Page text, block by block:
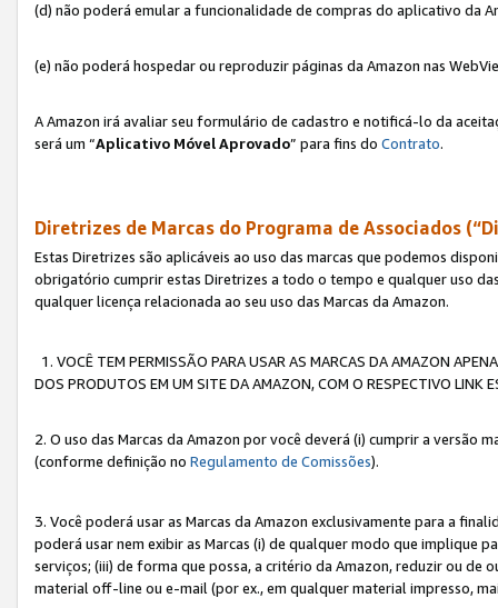
(d) não poderá emular a funcionalidade de compras do aplicativo da
(e) não poderá hospedar ou reproduzir páginas da Amazon nas
A Amazon irá avaliar seu formulário de cadastro e notificá-lo da
será um “Aplicativo Móvel Aprovado” para fins do Contrato.
Diretrizes de Marcas do Programa de Associados
Estas Diretrizes são aplicáveis ao uso das marcas que podemos
obrigatório cumprir estas Diretrizes a todo o tempo e qualquer uso
qualquer licença relacionada ao seu uso das Marcas da Amazon.
1. VOCÊ TEM PERMISSÃO PARA USAR AS MARCAS DA AMAZON
DOS PRODUTOS EM UM SITE DA AMAZON, COM O RESPECTIVO LINK
2. O uso das Marcas da Amazon por você deverá (i) cumprir a versão
(conforme definição no Regulamento de Comissões).
3. Você poderá usar as Marcas da Amazon exclusivamente para a
poderá usar nem exibir as Marcas (i) de qualquer modo que implique
serviços; (iii) de forma que possa, a critério da Amazon, reduzir ou de
material off-line ou e-mail (por ex., em qualquer material impresso,